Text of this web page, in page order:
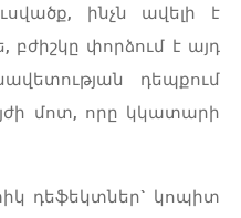
ինչն ավելի է
փորձում է այդ
դեպքում
մոտ, որը կկատարի
դեֆեկտներ` կոպիտ